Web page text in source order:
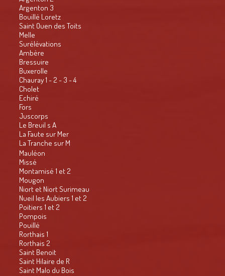
Argenton 3
Bouillé Loretz
Saint Ouen des Toits
Melle
Surélévations
Ambère
Bressuire
Buxerolle
Chauray 1 - 2 - 3 - 4
Cholet
Echiré
Fors
Juscorps
Le Breuil s A
La Faute sur Mer
La Tranche sur M
Mauléon
Missé
Montamisé 1 et 2
Mougon
Niort et Niort Surimeau
Nueil les Aubiers 1 et 2
Poitiers 1 et 2
Pompois
Pouillé
Rorthais 1
Rorthais 2
Saint Benoit
Saint Hilaire de R
Saint Malo du Bois